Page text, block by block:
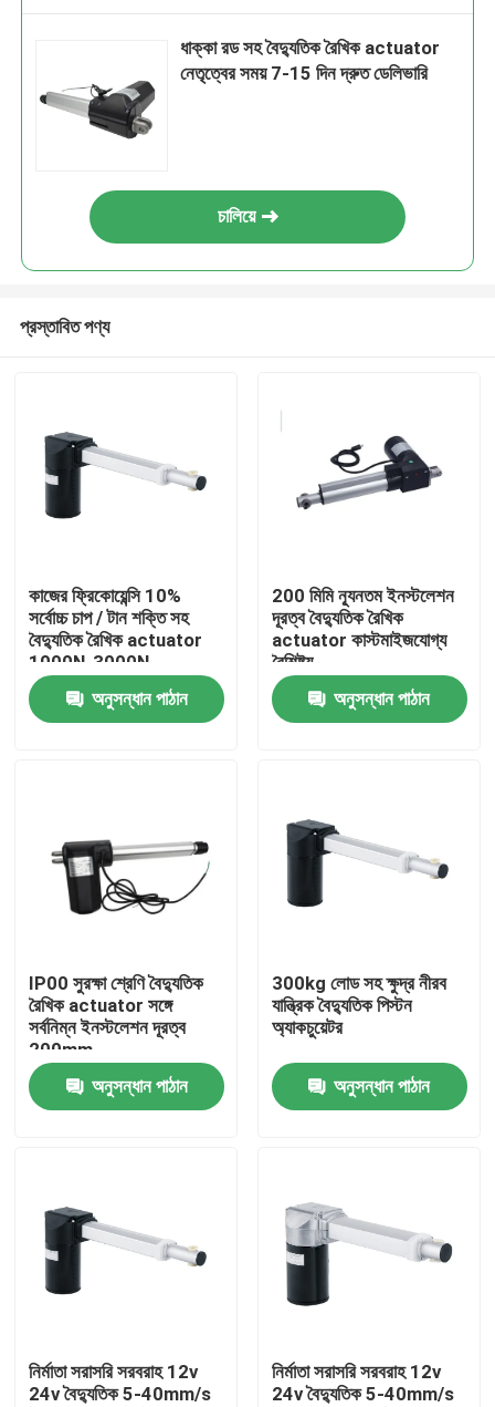
ভিডিও
আমাদের সম্পর্কে
কারখানা ভ্রমণ
মান নিয়ন্ত্রণ
খবর
ডিসি ব্রাশড মোটর
ধাক্কা রড সহ বৈদ্যুতিক রৈখিক actuator
নেতৃত্বের সময় 7-15 দিন দ্রুত ডেলিভারি
চালিয়ে
প্রস্তাবিত পণ্য
কাজের ফ্রিকোয়েন্সি 10%
সর্বোচ্চ চাপ / টান শক্তি সহ
বৈদ্যুতিক রৈখিক actuator
1000N-3000N
অনুসন্ধান পাঠান
200 মিমি ন্যূনতম ইনস্টলেশন
দূরত্ব বৈদ্যুতিক রৈখিক
actuator কাস্টমাইজযোগ্য
বৈশিষ্ট্য
অনুসন্ধান পাঠান
IP00 সুরক্ষা শ্রেণি বৈদ্যুতিক
রৈখিক actuator সঙ্গে
সর্বনিম্ন ইনস্টলেশন দূরত্ব
200mm
অনুসন্ধান পাঠান
300kg লোড সহ ক্ষুদ্র নীরব
যান্ত্রিক বৈদ্যুতিক পিস্টন
অ্যাকচুয়েটর
অনুসন্ধান পাঠান
নির্মাতা সরাসরি সরবরাহ 12v
24v বৈদ্যুতিক 5-40mm/s
নির্মাতা সরাসরি সরবরাহ 12v
24v বৈদ্যুতিক 5-40mm/s